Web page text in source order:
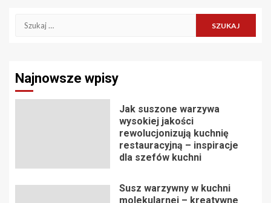
wpisach
Szukaj:
Najnowsze wpisy
Jak suszone warzywa
wysokiej jakości
rewolucjonizują kuchnię
restauracyjną – inspiracje
dla szefów kuchni
Susz warzywny w kuchni
molekularnej – kreatywne